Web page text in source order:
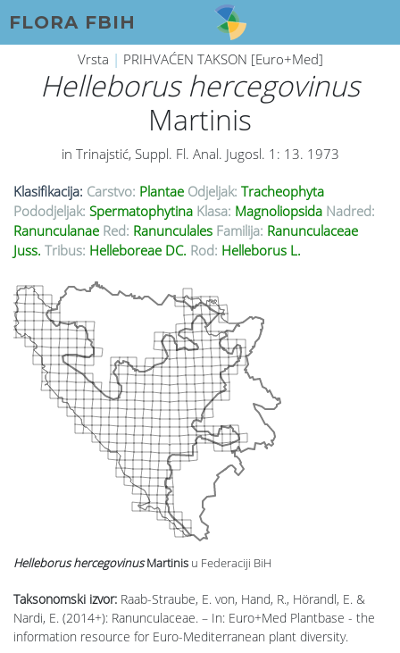
FLORA FBIH
Vrsta | PRIHVAĆEN TAKSON [Euro+Med]
Helleborus hercegovinus
Martinis
in Trinajstić, Suppl. Fl. Anal. Jugosl. 1: 13. 1973
Klasifikacija: Carstvo: Plantae Odjeljak: Tracheophyta
Pododjeljak: Spermatophytina Klasa: Magnoliopsida Nadred:
Ranunculanae Red: Ranunculales Familija: Ranunculaceae
Juss. Tribus: Helleboreae DC. Rod: Helleborus L.
Taksonomski izvor: Raab-Straube, E. von, Hand, R., Hörandl, E. &
Nardi, E. (2014+): Ranunculaceae. – In: Euro+Med Plantbase - the
information resource for Euro-Mediterranean plant diversity.
Helleborus hercegovinusMartinis u Federaciji BiH